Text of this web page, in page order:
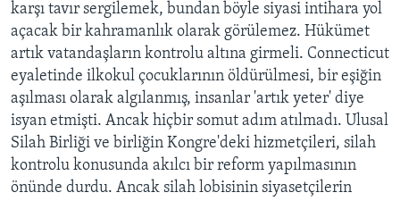
karşı tavır sergilemek, bundan böyle siyasi intihara yol
açacak bir kahramanlık olarak görülemez. Hükümet
artık vatandaşların kontrolu altına girmeli. Connecticut
eyaletinde ilkokul çocuklarının öldürülmesi, bir eşiğin
aşılması olarak algılanmış, insanlar 'artık yeter' diye
isyan etmişti. Ancak hiçbir somut adım atılmadı. Ulusal
Silah Birliği ve birliğin Kongre'deki hizmetçileri, silah
kontrolu konusunda akılcı bir reform yapılmasının
önünde durdu. Ancak silah lobisinin siyasetçilerin